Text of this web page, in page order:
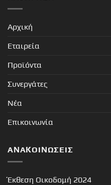
Αρχική
Εταιρεία
Προϊόντα
Συνεργάτες
Νέα
Επικοινωνία
ΑΝΑΚΟΙΝΏΣΕΙΣ
Έκθεση Οικοδομή 2024